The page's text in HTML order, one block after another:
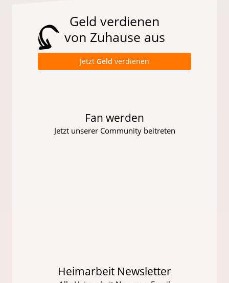
Geld verdienen
von Zuhause aus
Jetzt Geld verdienen
Fan werden
Jetzt unserer Community beitreten
Heimarbeit Newsletter